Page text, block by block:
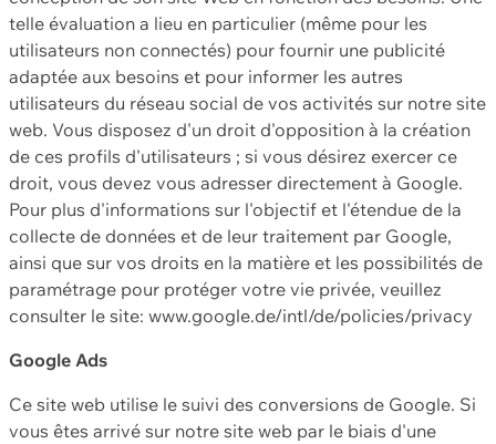
telle évaluation a lieu en particulier (même pour les
utilisateurs non connectés) pour fournir une publicité
adaptée aux besoins et pour informer les autres
utilisateurs du réseau social de vos activités sur notre site
web. Vous disposez d'un droit d'opposition à la création
de ces profils d'utilisateurs ; si vous désirez exercer ce
droit, vous devez vous adresser directement à Google.
Pour plus d'informations sur l'objectif et l'étendue de la
collecte de données et de leur traitement par Google,
ainsi que sur vos droits en la matière et les possibilités de
paramétrage pour protéger votre vie privée, veuillez
consulter le site: www.google.de/intl/de/policies/privacy
Google Ads
Ce site web utilise le suivi des conversions de Google. Si
vous êtes arrivé sur notre site web par le biais d'une